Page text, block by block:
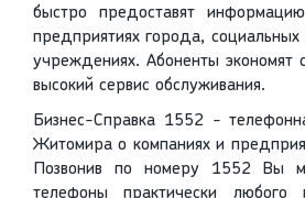
быстро предоставят
предприятиях города,
учреждениях. Абоненты экономят
высокий сервис обслуживания.
Бизнес-Справка 1552 -
Житомира о компаниях и
Позвонив по номеру 1552 Вы
телефоны практически любого